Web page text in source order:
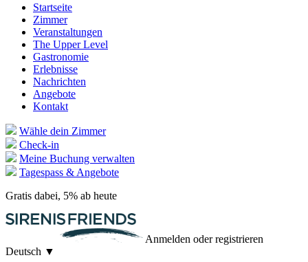
Startseite
Zimmer
Veranstaltungen
The Upper Level
Gastronomie
Erlebnisse
Nachrichten
Angebote
Kontakt
Wähle dein Zimmer
Check-in
Meine Buchung verwalten
Tagespass & Angebote
Gratis dabei, 5% ab heute
Anmelden oder registrieren
Deutsch ▼